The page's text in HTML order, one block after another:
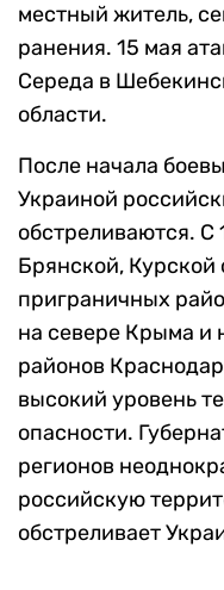
местный житель,
ранения. 15 мая
Середа в
области.
После начала
Украиной
обстреливаются. С
Брянской, Курской
приграничных
на севере Крыма и
районов
высокий уровень
опасности.
регионов
российскую
обстреливает